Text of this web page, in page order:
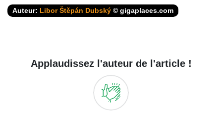
Auteur: Libor Štěpán Dubský © gigaplaces.com
Applaudissez l'auteur de l'article !